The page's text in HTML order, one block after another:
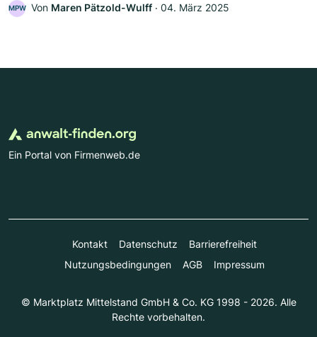
MPW Von Maren Pätzold-Wulff ‧ 04. März 2025
Ein Portal von Firmenweb.de
Kontakt Datenschutz
Barrierefreiheit
Nutzungsbedingungen
AGB Impressum
© Marktplatz Mittelstand GmbH & Co. KG 1998 - 2026. Alle
Rechte vorbehalten.